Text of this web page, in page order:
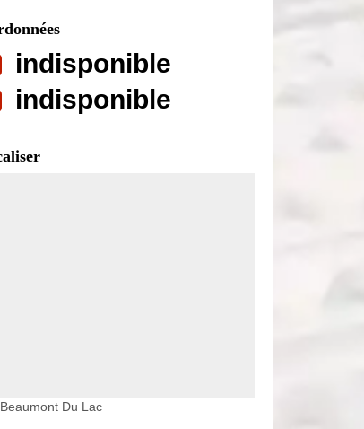
indisponible
indisponible
Du Lac